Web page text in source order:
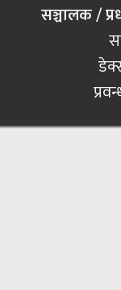
सञ्चालक /